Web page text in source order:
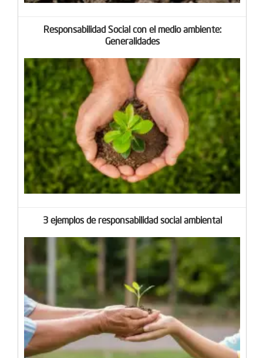
Responsabilidad Social con el medio ambiente:
Generalidades
3 ejemplos de responsabilidad social ambiental